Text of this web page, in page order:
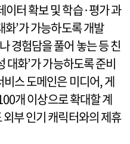
이터 확보 및 학습·평가 과
화’가 가능하도록 개발
경험담을 풀어 놓는 등 친
대화’가 가능하도록 준비
스 도메인은 미디어, 게
개 이상으로 확대할 계
부 인기 캐릭터와의 제휴